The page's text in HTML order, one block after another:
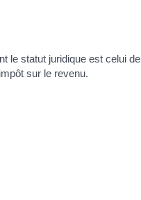
le statut juridique est celui de
sur le revenu.